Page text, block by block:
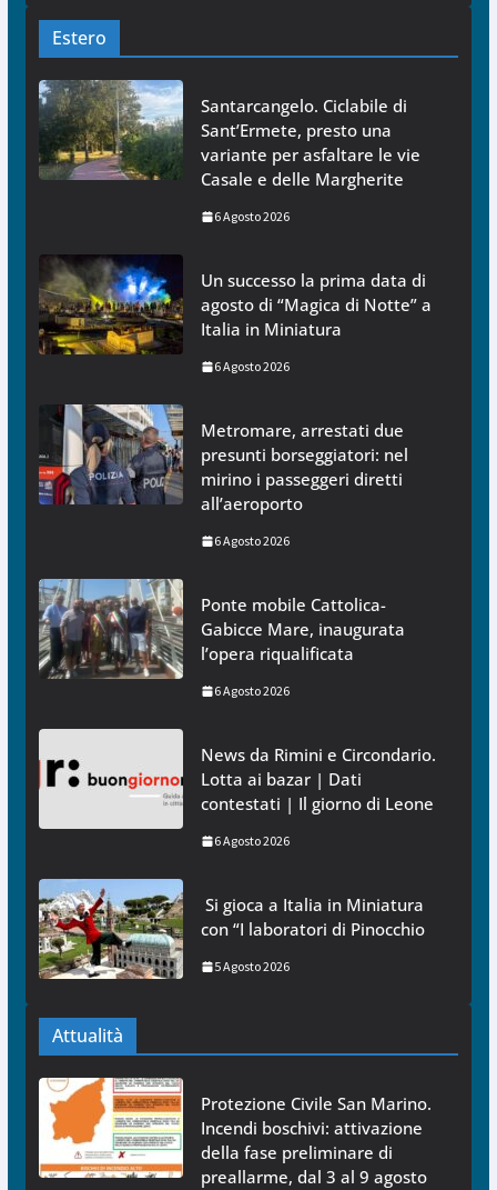
Estero
Santarcangelo. Ciclabile di
Sant’Ermete, presto una
variante per asfaltare le vie
Casale e delle Margherite
6 Agosto 2026
Un successo la prima data di
agosto di “Magica di Notte” a
Italia in Miniatura
6 Agosto 2026
Metromare, arrestati due
presunti borseggiatori: nel
mirino i passeggeri diretti
all’aeroporto
6 Agosto 2026
Ponte mobile Cattolica-
Gabicce Mare, inaugurata
l’opera riqualificata
6 Agosto 2026
News da Rimini e Circondario.
Lotta ai bazar | Dati
contestati | Il giorno di Leone
6 Agosto 2026
Si gioca a Italia in Miniatura
con “I laboratori di Pinocchio
5 Agosto 2026
Attualità
Protezione Civile San Marino.
Incendi boschivi: attivazione
della fase preliminare di
preallarme, dal 3 al 9 agosto